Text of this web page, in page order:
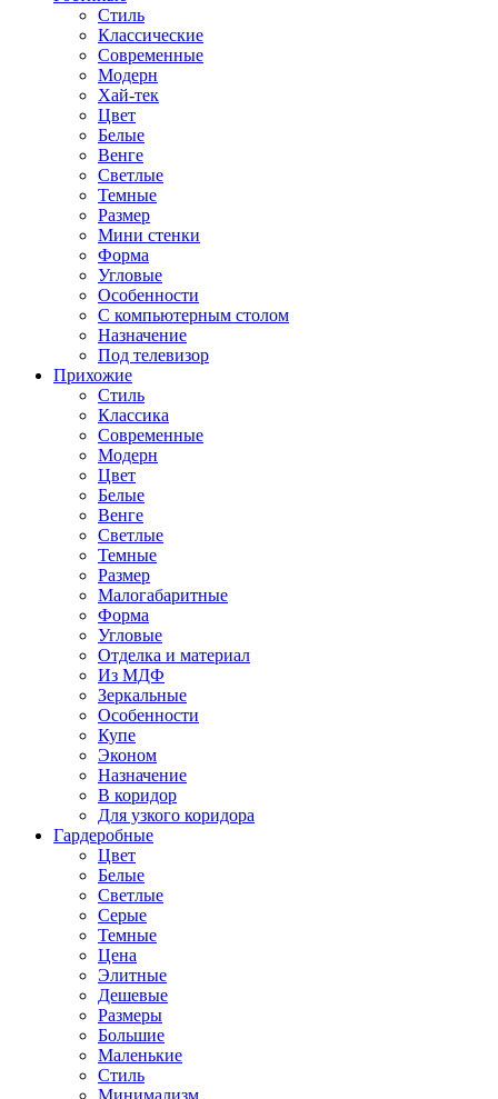
Стиль
Классические
Современные
Модерн
Хай-тек
Цвет
Белые
Венге
Светлые
Темные
Размер
Мини стенки
Форма
Угловые
Особенности
С компьютерным столом
Назначение
Под телевизор
Прихожие
Стиль
Классика
Современные
Модерн
Цвет
Белые
Венге
Светлые
Темные
Размер
Малогабаритные
Форма
Угловые
Отделка и материал
Из МДФ
Зеркальные
Особенности
Купе
Эконом
Назначение
В коридор
Для узкого коридора
Гардеробные
Цвет
Белые
Светлые
Серые
Темные
Цена
Элитные
Дешевые
Размеры
Большие
Маленькие
Стиль
Минимализм